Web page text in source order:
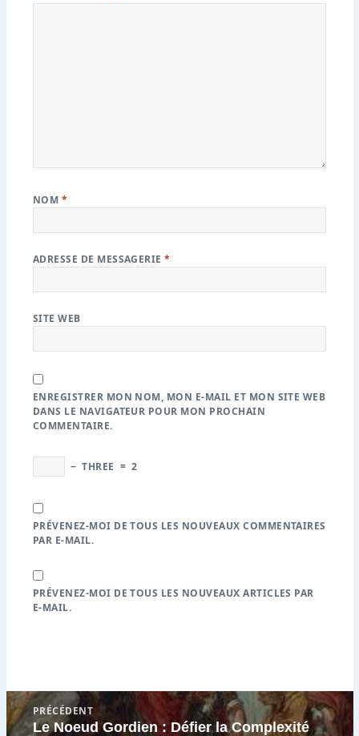
NOM *
ADRESSE DE MESSAGERIE*
SITE WEB
ENREGISTRER MON NOM, MON E-MAIL ET MON SITE WEB
DANS LE NAVIGATEUR POUR MON PROCHAIN
COMMENTAIRE.
− THREE = 2
PRÉVENEZ-MOI DE TOUS LES NOUVEAUX COMMENTAIRES
PAR E-MAIL.
PRÉVENEZ-MOI DE TOUS LES NOUVEAUX ARTICLES PAR
E-MAIL.
Navigation
de
PRÉCÉDENT
Article
Le Noeud Gordien : Défier la Complexité